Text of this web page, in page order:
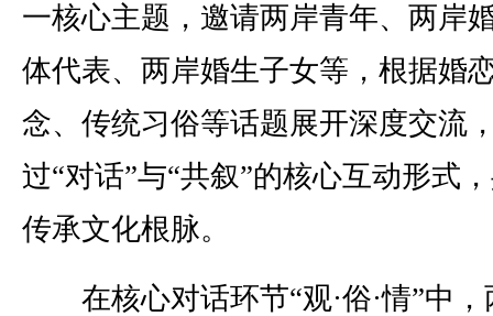
一核心主题，邀请两岸青年、两岸
体代表、两岸婚生子女等，根据婚
念、传统习俗等话题展开深度交流
过“对话”与“共叙”的核心互动形式
传承文化根脉。
在核心对话环节“观·俗·情”中，